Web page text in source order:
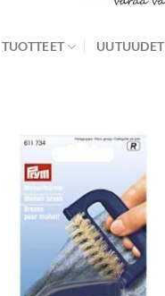
TUOTTEET UUTUUDET